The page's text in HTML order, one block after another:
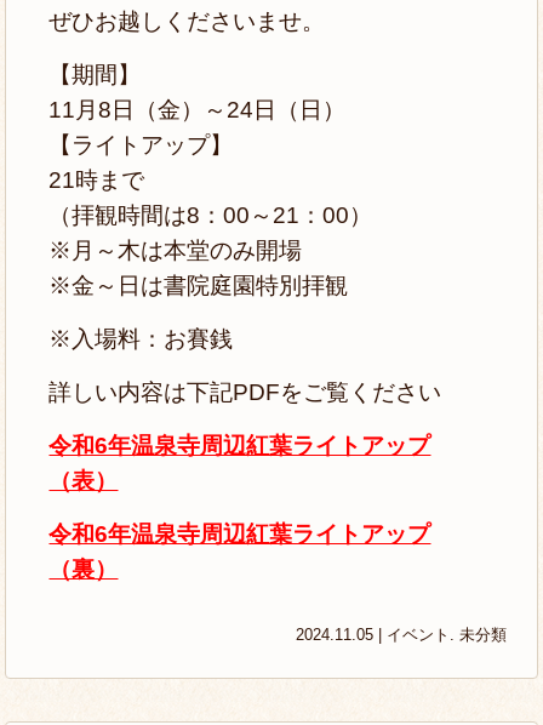
ぜひお越しくださいませ。
【期間】
11月8日（金）～24日（日）
【ライトアップ】
21時まで
（拝観時間は8：00～21：00）
※月～木は本堂のみ開場
※金～日は書院庭園特別拝観
※入場料：お賽銭
詳しい内容は下記PDFをご覧ください
令和6年温泉寺周辺紅葉ライトアップ
（表）
令和6年温泉寺周辺紅葉ライトアップ
（裏）
2024.11.05 | イベント 未分類